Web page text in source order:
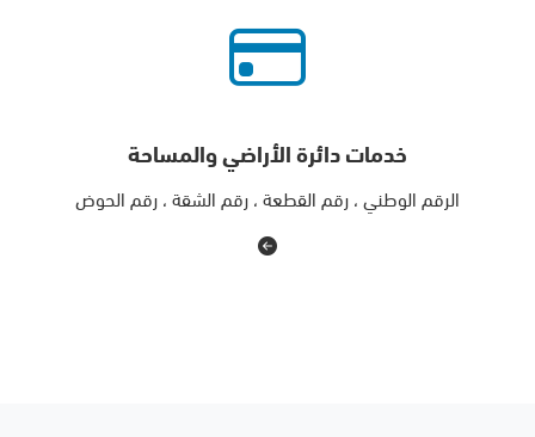
خدمات دائرة الأراضي والمساحة
الرقم الوطني ، رقم القطعة ، رقم الشقة ، رقم الحوض